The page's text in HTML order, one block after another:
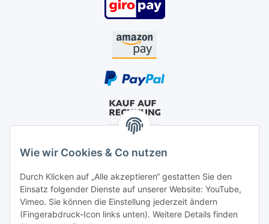
Wie wir Cookies & Co nutzen
Durch Klicken auf „Alle akzeptieren“ gestatten Sie den
Einsatz folgender Dienste auf unserer Website: YouTube,
Vimeo. Sie können die Einstellung jederzeit ändern
(Fingerabdruck-Icon links unten). Weitere Details finden